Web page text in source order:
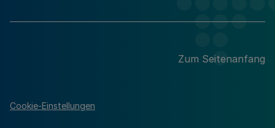
Zum Seitenanfang
Cookie-Einstellungen